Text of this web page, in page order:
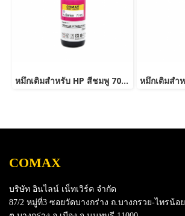
หมึกเติมสำหรับ HP สีชมพู 70 ml. โคแมกซ์
COMAX
บริษัท อินไลน์ เน็ทเวิร์ค จำกัด
87/2 หมู่ที่3 ซอยวัดบางกร่าง ถ.บางกรวย-ไทรน้อย